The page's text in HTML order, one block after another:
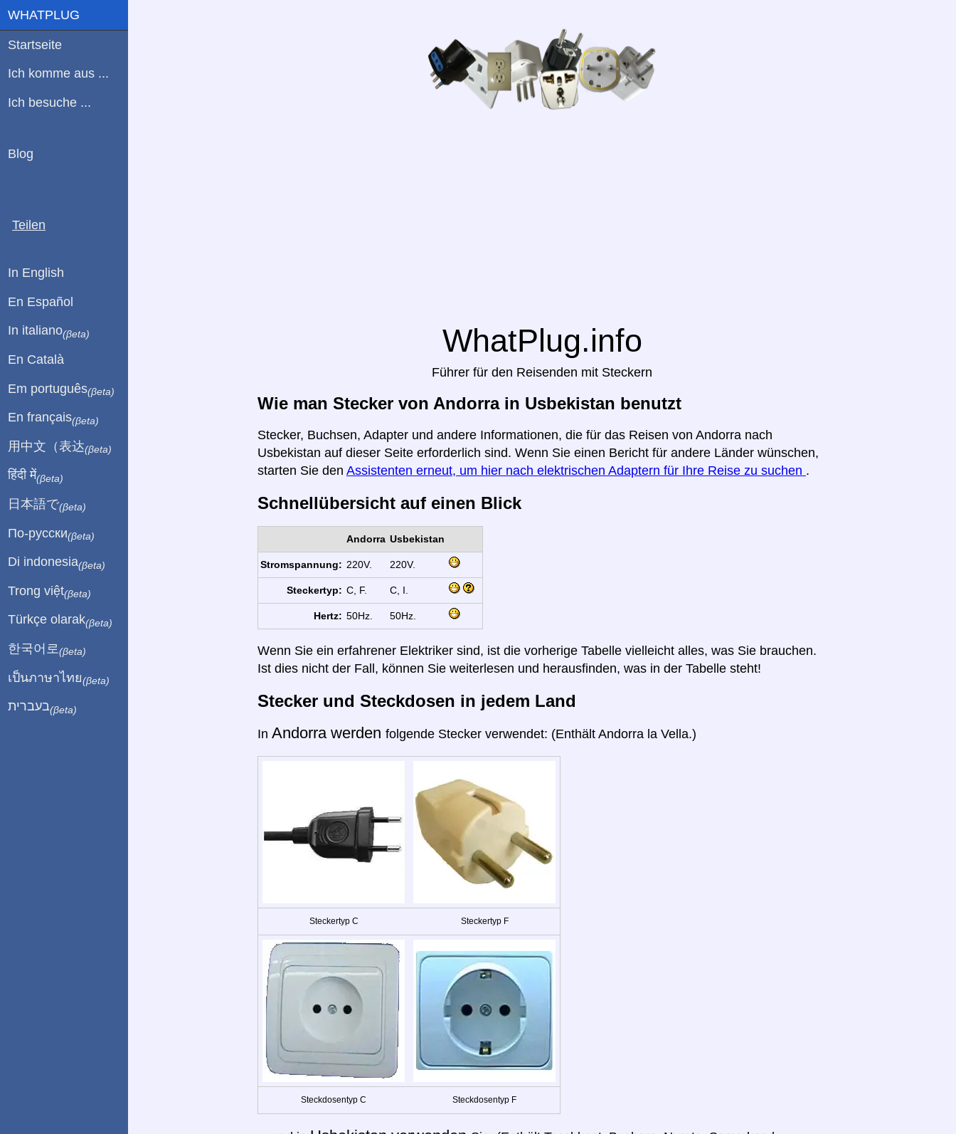
WhatPlug.info
Führer für den Reisenden mit Steckern
Wie man Stecker von Andorra in Usbekistan benutzt
Stecker, Buchsen, Adapter und andere Informationen, die für das Reisen von Andorra nach
Usbekistan auf dieser Seite erforderlich sind. Wenn Sie einen Bericht für andere Länder wünschen,
starten Sie den Assistenten erneut, um hier nach elektrischen Adaptern für Ihre Reise zu suchen .
Schnellübersicht auf einen Blick
Andorra Usbekistan
Stromspannung: 220V. 220V.
Steckertyp: C, F. C, I.
Hertz: 50Hz. 50Hz.
Wenn Sie ein erfahrener Elektriker sind, ist die vorherige Tabelle vielleicht alles, was Sie brauchen.
Ist dies nicht der Fall, können Sie weiterlesen und herausfinden, was in der Tabelle steht!
Stecker und Steckdosen in jedem Land
In Andorra werden folgende Stecker verwendet: (Enthält Andorra la Vella.)
Steckertyp C Steckertyp F
Steckdosentyp C Steckdosentyp F
WHATPLUG
Startseite
Ich komme aus ...
Ich besuche ...
Blog
Teilen
In English
En Español
In italiano(βeta)
En Català
Em português(βeta)
En français(βeta)
用中文（表达(βeta)
हिंदी में(βeta)
日本語で(βeta)
По-русски(βeta)
Di indonesia(βeta)
Trong việt(βeta)
Türkçe olarak(βeta)
한국어로 (βeta)
เป็นภาษาไทย(βeta)
בעברית(βeta)